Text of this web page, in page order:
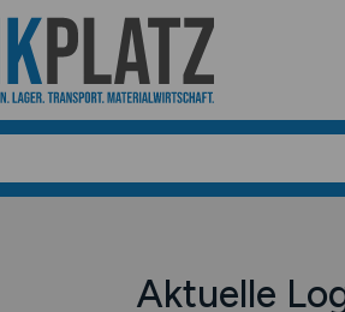
Aktuelle